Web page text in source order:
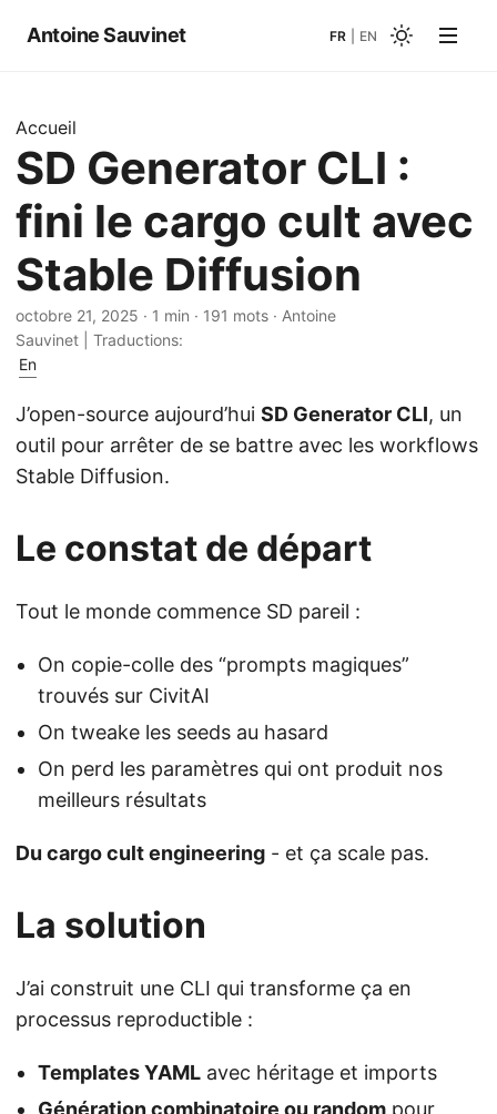
Antoine Sauvinet FR EN
Accueil
SD Generator CLI :
fini le cargo cult avec
Stable Diffusion
octobre 21, 2025 · 1 min · 191 mots · Antoine
Sauvinet | Traductions:
En
J’open-source aujourd’hui SD Generator CLI, un
outil pour arrêter de se battre avec les workflows
Stable Diffusion.
Le constat de départ
Tout le monde commence SD pareil :
On copie-colle des “prompts magiques”
trouvés sur CivitAI
On tweake les seeds au hasard
On perd les paramètres qui ont produit nos
meilleurs résultats
Du cargo cult engineering - et ça scale pas.
La solution
J’ai construit une CLI qui transforme ça en
processus reproductible :
Templates YAML avec héritage et imports
Génération combinatoire ou random pour